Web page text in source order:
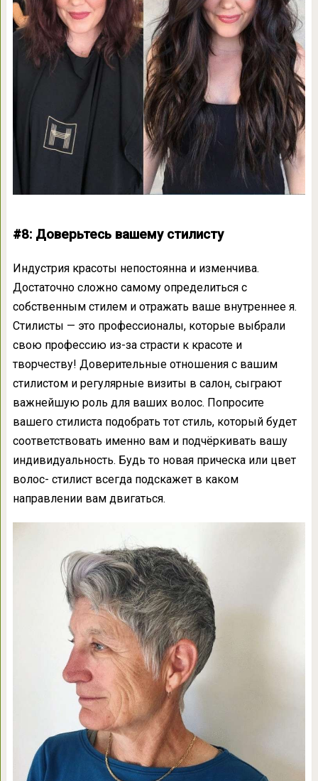
#8: Доверьтесь вашему стилисту
Индустрия красоты непостоянна и изменчива.
Достаточно сложно самому определиться с
собственным стилем и отражать ваше внутреннее я.
Стилисты — это профессионалы, которые выбрали
свою профессию из-за страсти к красоте и
творчеству! Доверительные отношения с вашим
стилистом и регулярные визиты в салон, сыграют
важнейшую роль для ваших волос. Попросите
вашего стилиста подобрать тот стиль, который будет
соответствовать именно вам и подчёркивать вашу
индивидуальность. Будь то новая прическа или цвет
волос- стилист всегда подскажет в каком
направлении вам двигаться.